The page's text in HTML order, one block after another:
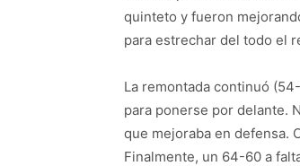
quinteto y fueron
para estrechar del todo el
La remontada continuó
para ponerse por delante.
que mejoraba en defensa.
Finalmente, un 64-60 a